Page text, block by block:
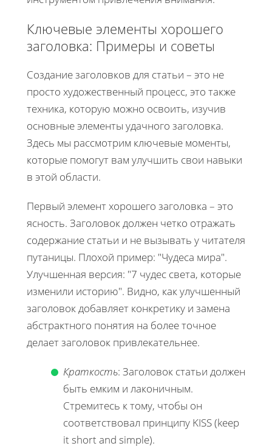
Ключевые элементы хорошего
заголовка: Примеры и советы
Создание заголовков для статьи – это не
просто художественный процесс, это также
техника, которую можно освоить, изучив
основные элементы удачного заголовка.
Здесь мы рассмотрим ключевые моменты,
которые помогут вам улучшить свои навыки
в этой области.
Первый элемент хорошего заголовка – это
ясность. Заголовок должен четко отражать
содержание статьи и не вызывать у читателя
путаницы. Плохой пример: "Чудеса мира".
Улучшенная версия: "7 чудес света, которые
изменили историю". Видно, как улучшенный
заголовок добавляет конкретику и замена
абстрактного понятия на более точное
делает заголовок привлекательнее.
Краткость: Заголовок статьи должен
быть емким и лаконичным.
Стремитесь к тому, чтобы он
соответствовал принципу KISS (keep
it short and simple).